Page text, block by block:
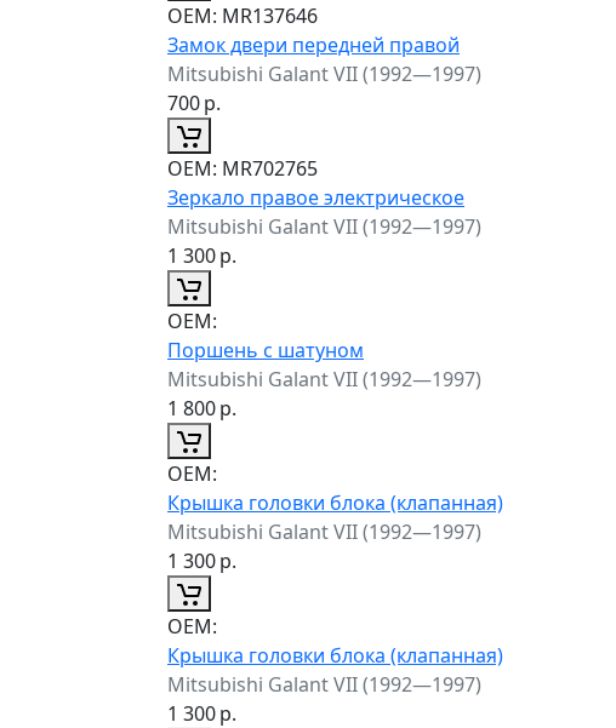
ОЕМ: MR137646
Замок двери передней правой
Mitsubishi Galant VII (1992—1997)
700р.
ОЕМ: MR702765
Зеркало правое электрическое
Mitsubishi Galant VII (1992—1997)
1 300р.
ОЕМ:
Поршень с шатуном
Mitsubishi Galant VII (1992—1997)
1 800р.
ОЕМ:
Крышка головки блока (клапанная)
Mitsubishi Galant VII (1992—1997)
1 300р.
ОЕМ:
Крышка головки блока (клапанная)
Mitsubishi Galant VII (1992—1997)
1 300р.